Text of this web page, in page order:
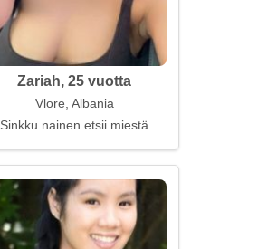
Zariah, 25 vuotta
Vlore, Albania
Sinkku nainen etsii miestä